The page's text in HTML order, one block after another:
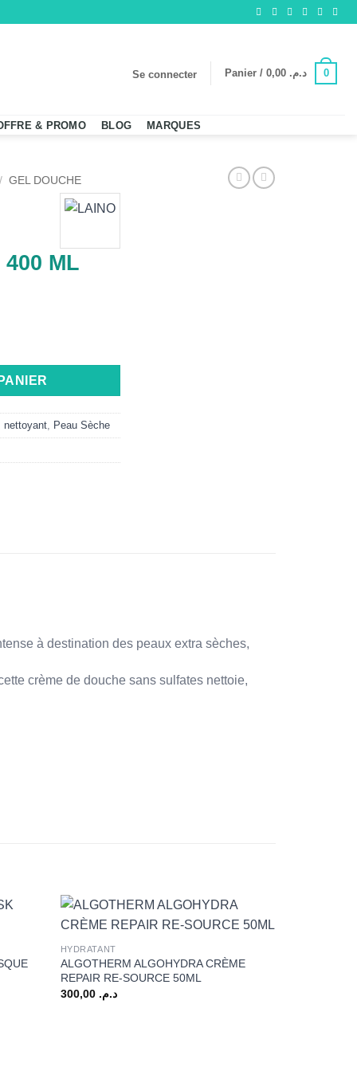
Se connecter Panier / د.م. 0
& PROMO BLOG MARQUES
/ GEL DOUCHE
ML
INTENSE OLIVE 400 ML
nettoyant Peau Sèche
à destination des peaux extra sèches,
crème de douche sans sulfates nettoie,
+
HYDRATANT
ALGOTHERM ALGOHYDRA CRÈME
REPAIR RE-SOURCE 50ML
د.م. 300,00